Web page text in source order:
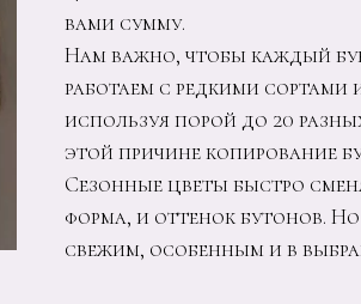
вами сумму.
Нам важно, чтобы каждый
работаем с редкими
используя порой до 20
этой причине копирование
Сезонные цветы быстро
форма, и оттенок бутонов.
свежим, особенным и в